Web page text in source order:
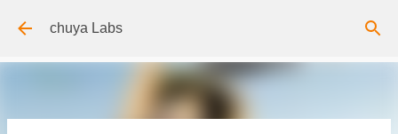
スキップしてメイン コンテンツに移動
chuya Labs